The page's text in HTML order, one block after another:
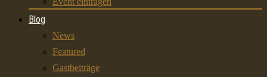
Blog
News
Featured
Gastbeiträge